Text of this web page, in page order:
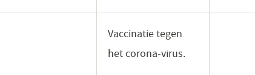
Vaccinatie tegen
het corona-virus.